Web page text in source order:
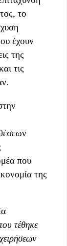
το
έχουν
της
τις
που
της
τέθηκε